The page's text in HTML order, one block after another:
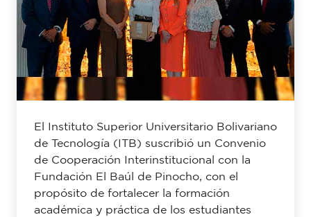
El Instituto Superior Universitario Bolivariano
de Tecnología (ITB) suscribió un Convenio
de Cooperación Interinstitucional con la
Fundación El Baúl de Pinocho, con el
propósito de fortalecer la formación
académica y práctica de los estudiantes